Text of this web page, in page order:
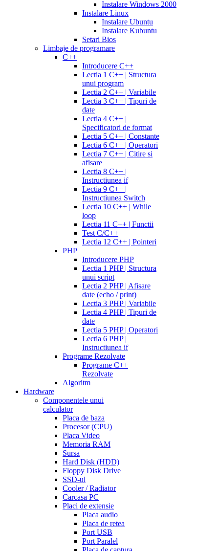
Instalare Windows 2000
Instalare Linux
Instalare Ubuntu
Instalare Kubuntu
Setari Bios
Limbaje de programare
C++
Introducere C++
Lectia 1 C++ | Structura
unui program
Lectia 2 C++ | Variabile
Lectia 3 C++ | Tipuri de
date
Lectia 4 C++ |
Specificatori de format
Lectia 5 C++ | Constante
Lectia 6 C++ | Operatori
Lectia 7 C++ | Citire si
afisare
Lectia 8 C++ |
Instructiunea if
Lectia 9 C++ |
Instructiunea Switch
Lectia 10 C++ | While
loop
Lectia 11 C++ | Functii
Test C/C++
Lectia 12 C++ | Pointeri
PHP
Introducere PHP
Lectia 1 PHP | Structura
unui script
Lectia 2 PHP | Afisare
date (echo / print)
Lectia 3 PHP | Variabile
Lectia 4 PHP | Tipuri de
date
Lectia 5 PHP | Operatori
Lectia 6 PHP |
Instructiunea if
Programe Rezolvate
Programe C++
Rezolvate
Algoritm
Hardware
Componentele unui
calculator
Placa de baza
Procesor (CPU)
Placa Video
Memoria RAM
Sursa
Hard Disk (HDD)
Floppy Disk Drive
SSD-ul
Cooler / Radiator
Carcasa PC
Placi de extensie
Placa audio
Placa de retea
Port USB
Port Paralel